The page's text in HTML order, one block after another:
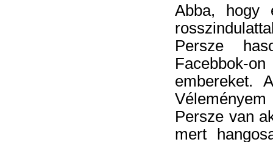
Abba, hogy
Persze
Facebbok-
embereket.
Persze van
mert